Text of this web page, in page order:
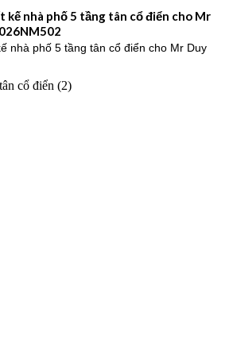
nhà phố 5 tầng tân cổ điển cho Mr
nhà phố 5 tầng tân cổ điển cho Mr Duy